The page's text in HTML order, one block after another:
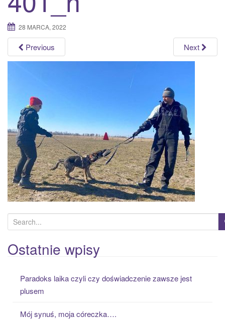
o
n
28 MARCA, 2022
Previous Next
e
a
r
Ostatnie wpisy
Paradoks laika czyli czy doświadczenie zawsze jest
plusem
Mój synuś, moja córeczka….